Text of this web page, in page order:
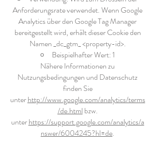
Anforderungsrate verwendet. Wenn Google
Analytics über den Google Tag Manager
bereitgestellt wird, erhält dieser Cookie den
Namen _dc_gtm_ <property-id>.
Beispielhafter Wert: 1
Nähere Informationen zu
Nutzungsbedingungen und Datenschutz
finden Sie
unterhttp://www.google.com/analytics/terms
/de.html bzw.
unterhttps://support.google.com/analytics/a
nswer/6004245?hl=de.